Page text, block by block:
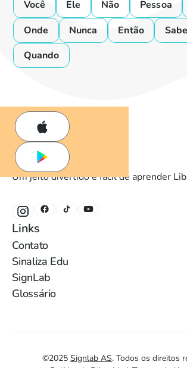
Você
Ele Não Pessoa
Onde
Nunca Então
Quando
Um jeito divertido e fácil de aprender
Links
Contato
Sinaliza Edu
SignLab
Glossário
©2025 Signlab AS. Todos os direitos